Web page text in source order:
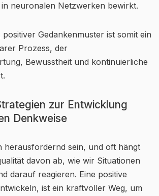
neuronalen Netzwerken bewirkt.
Gedankenmuster ist somit ein
Prozess, der
Bewusstheit und kontinuierliche
zur Entwicklung
Denkweise
herausfordernd sein, und oft hängt
davon ab, wie wir Situationen
darauf reagieren. Eine positive
ist ein kraftvoller Weg, um